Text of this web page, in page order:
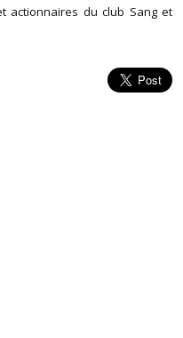
actionnaires du club Sang et